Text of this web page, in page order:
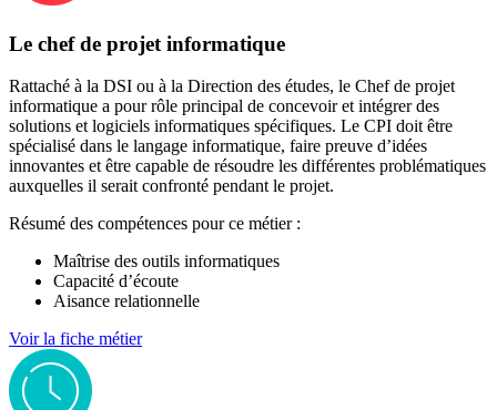
Le chef de projet informatique
Rattaché à la DSI ou à la Direction des études, le Chef de projet
informatique a pour rôle principal de concevoir et intégrer des
solutions et logiciels informatiques spécifiques. Le CPI doit être
spécialisé dans le langage informatique, faire preuve d’idées
innovantes et être capable de résoudre les différentes problématiques
auxquelles il serait confronté pendant le projet.
Résumé des compétences pour ce métier :
Maîtrise des outils informatiques
Capacité d’écoute
Aisance relationnelle
Voir la fiche métier